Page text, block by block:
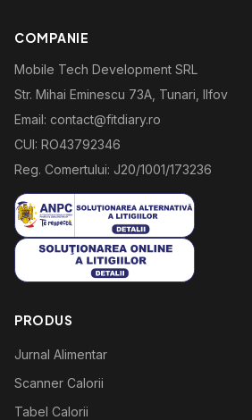
COMPANIE
Mobile Tech Development SRL
Str. Mihai Eminescu 73A, Tunari, Ilfov
Email: contact@fitdiary.ro
CUI: RO43792346
Reg. Comertului: J20/1001/173236
PRODUS
Jurnal Alimentar
Scanner Calorii
Tabel Calorii